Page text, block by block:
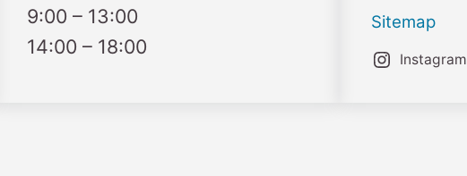
9:00 – 13:00
14:00 – 18:00
Sitemap
Instagram